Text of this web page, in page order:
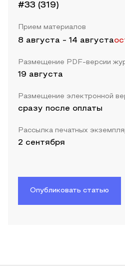
#33 (319)
Прием материалов
8 августа - 14 августа
Размещение PDF-версии
19 августа
Размещение электронной
сразу после оплаты
Рассылка печатных
2 сентября
Опубликовать статью